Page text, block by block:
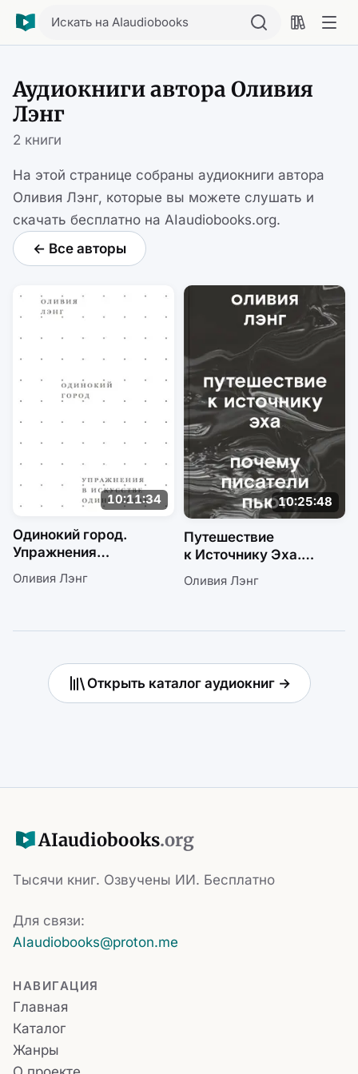
Искать на AIaudiobooks
Аудиокниги автора Оливия
Лэнг
2 книги
На этой странице собраны аудиокниги автора
Оливия Лэнг, которые вы можете слушать и
скачать бесплатно на AIaudiobooks.org.
← Все авторы
10:11:34
Одинокий город.
Упражнения
одиночества
Оливия Лэнг
10:25:48
Путешествие
к Источнику Эха.
Почему писатели пьют
Оливия Лэнг
Открыть каталог аудиокниг →
AIaudiobooks.org
Тысячи книг. Озвучены ИИ. Бесплатно
Для связи:
AIaudiobooks@proton.me
НАВИГАЦИЯ
Главная
Каталог
Жанры